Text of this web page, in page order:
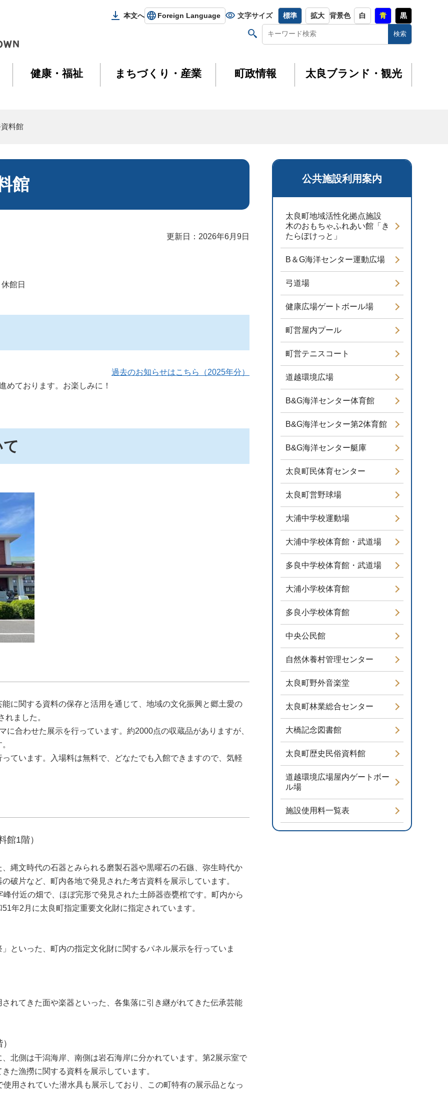
本文へ Foreign Language 文字サイズ 標準 拡大 背景色 白 青 黒
健康・福祉 まちづくり・産業 町政情報 太良ブランド・観光
料館
公共施設利用案内
太良町地域活性化拠点施設
木のおもちゃふれあい館「き
たらぽけっと」
B＆G海洋センター運動広場
弓道場
健康広場ゲートボール場
町営屋内プール
町営テニスコート
道越環境広場
B&G海洋センター体育館
B&G海洋センター第2体育館
B&G海洋センター艇庫
太良町民体育センター
太良町営野球場
大浦中学校運動場
大浦中学校体育館・武道場
多良中学校体育館・武道場
大浦小学校体育館
多良小学校体育館
中央公民館
自然休養村管理センター
太良町野外音楽堂
太良町林業総合センター
大橋記念図書館
太良町歴史民俗資料館
道越環境広場屋内ゲートボー
ル場
施設使用料一覧表
館
更新日：2026年6月9日
休館日
過去のお知らせはこちら（2025年分）
ております。お楽しみに！
に関する資料の保存と活用を通じて、地域の文化振興と郷土愛の
ました。
合わせた展示を行っています。約2000点の収蔵品がありますが、
ています。入場料は無料で、どなたでも入館できますので、気軽
1階）
縄文時代の石器とみられる磨製石器や黒曜石の石鏃、弥生時代か
破片など、町内各地で発見された考古資料を展示しています。
付近の畑で、ほぼ完形で発見された土師器壺甕棺です。町内から
年2月に太良町指定重要文化財に指定されています。
いった、町内の指定文化財に関するパネル展示を行っていま
れてきた面や楽器といった、各集落に引き継がれてきた伝承芸能
北側は干潟海岸、南側は岩石海岸に分かれています。第2展示室で
た漁撈に関する資料を展示しています。
用されていた潜水具も展示しており、この町特有の展示品となっ